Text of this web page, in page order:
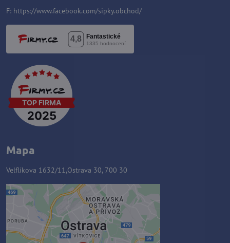
F: https://www.facebook.com/sipky.obchod/
Mapa
Velflíkova 1632/11,Ostrava 30, 700 30
Zawartość zewnętrzna jest
blokowana przez opcje
prywatności